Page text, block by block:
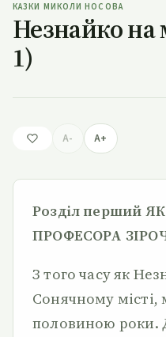
КАЗКИ МИКОЛИ НОСОВА
Незнайко на
1)
A- A+
Розділ перший
ПРОФЕСОРА
З того часу як
Сонячному місті,
половиною роки.